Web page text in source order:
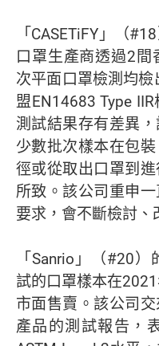
「CASETiFY」（
口罩生產商透過2間
次平面口罩檢測均檢
盟EN14683 Type
測試結果存有差異
少數批次樣本在包
徑或從取出口罩到
所致。該公司重申
要求，會不斷檢討、
「Sanrio」（#20
試的口罩樣本在
市面售賣。該公司
產品的測試報告，